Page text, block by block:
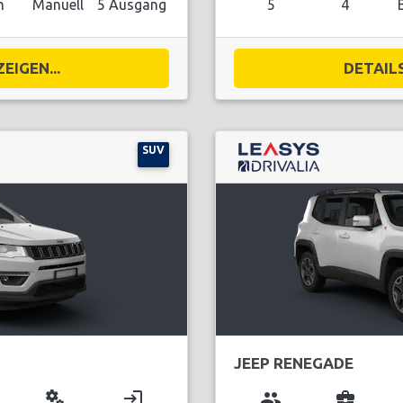
Manuell 5 Ausgang 5 4
SUV
miscellaneous_services login
JEEP RENEGADE
group business_center